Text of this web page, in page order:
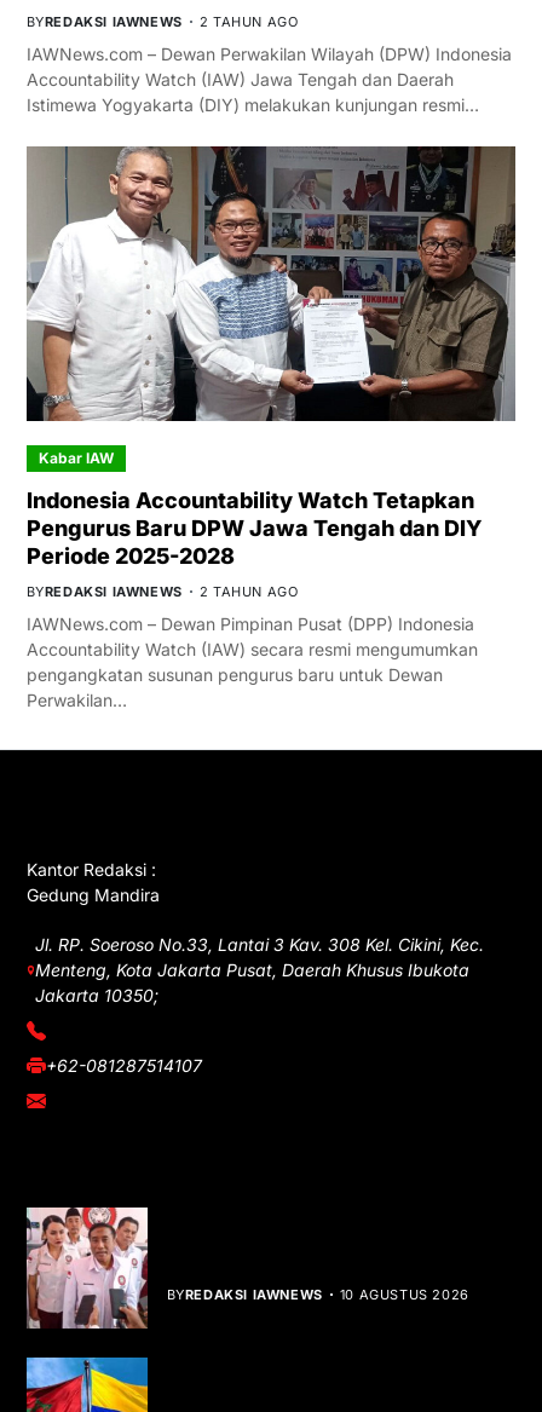
BYREDAKSI IAWNEWS 2 TAHUN AGO
IAWNews.com – Dewan Perwakilan Wilayah (DPW) Indonesia
Accountability Watch (IAW) Jawa Tengah dan Daerah
Istimewa Yogyakarta (DIY) melakukan kunjungan resmi…
Kabar IAW
Indonesia Accountability Watch Tetapkan
Pengurus Baru DPW Jawa Tengah dan DIY
Periode 2025-2028
BYREDAKSI IAWNEWS 2 TAHUN AGO
IAWNews.com – Dewan Pimpinan Pusat (DPP) Indonesia
Accountability Watch (IAW) secara resmi mengumumkan
pengangkatan susunan pengurus baru untuk Dewan
Perwakilan…
Kantor Redaksi :
Gedung Mandira
Jl. RP. Soeroso No.33, Lantai 3 Kav. 308 Kel. Cikini, Kec.
Menteng, Kota Jakarta Pusat, Daerah Khusus Ibukota
Jakarta 10350;
(021) 3908026
+62-081287514107
adm@iawnews.com
BYREDAKSI IAWNEWS 10 AGUSTUS 2026